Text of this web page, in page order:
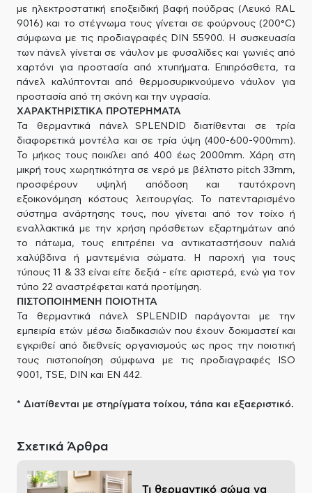
με ηλεκτροστατική εποξειδική βαφή πούδρας (Λευκό RAL
9016) και το στέγνωμα τους γίνεται​ σε φούρνους (200°C)
σύμφωνα με τις προδιαγραφές DIN 55900. Η συσκευασία
των πάνελ γίνεται σε νάυλον με φυσαλίδες και γωνιές από
χαρτόνι για προστασία από χτυπήματα. Επιπρόσθετα, τα
πάνελ καλύπτονται από θερμοσυρικνούμενο νάυλον για
προστασία από τη σκόνη και την υγρασία.
ΧΑΡΑΚΤΗΡΙΣΤΙΚΑ ΠΡΟΤΕΡΗΜΑΤΑ
Τα θερμαντικά πάνελ SPLENDID διατίθενται σε τρία
διαφορετικά μοντέλα και σε τρία ύψη (400-600-900mm).
Το μήκος τους ποικίλει από 400 έως 2000mm. Χάρη στη
μικρή τους χωρητικότητα σε νερό με βέλτιστο pitch 33mm,
προσφέρουν υψηλή απόδοση και ταυτόχρονη
εξοικονόμηση κόστους λειτουργίας. Το πατενταρισμένο
σύστημα ανάρτησης τους, που γίνεται από τον τοίχο ή
εναλλακτικά με την χρήση πρόσθετων εξαρτημάτων από
το πάτωμα, τους επιτρέπει να αντικαταστήσουν παλιά
χαλύβδινα ή μαντεμένια σώματα. Η παροχή για τους
τύπους 11 & 33 είναι είτε δεξιά - είτε αριστερά, ενώ για τον
τύπο 22 αναστρέφεται κατά προτίμηση.
ΠΙΣΤΟΠΟΙΗΜΕΝΗ ΠΟΙΟΤΗΤΑ
Τα θερμαντικά πάνελ SPLENDID παράγονται με την
εμπειρία ετών μέσω διαδικασιών που έχουν δοκιμαστεί και
εγκριθεί από διεθνείς οργανισμούς ως προς την ποιοτική
τους πιστοποίηση σύμφωνα με τις προδιαγραφές ISO
9001, TSE, DIN και EN 442.
* Διατίθενται με στηρίγματα τοίχου, τάπα και εξαεριστικό.
Σχετικά Άρθρα
Τι θερμαντικό σώμα να